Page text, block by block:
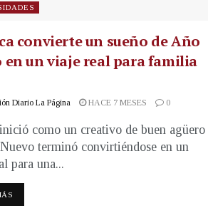
convierte un sueño de Año
en un viaje real para familia
Diario La Página HACE 7 MESES 0
como un creativo de buen agüero
terminó convirtiéndose en un
para una...